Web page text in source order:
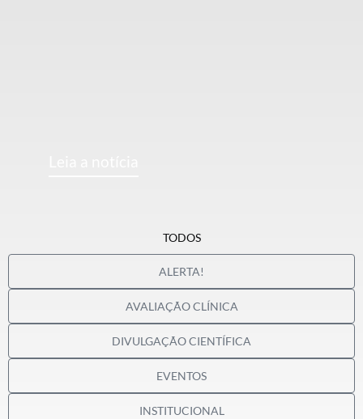
ALERTA!
AVALIAÇÃO CLÍNICA
DIVULGAÇÃO CIENTÍFICA
EVENTOS
INSTITUCIONAL
TODOS